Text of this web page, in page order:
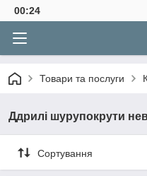
00:24
Товари та послуги
Ддрилі шурупокрути
Сортування